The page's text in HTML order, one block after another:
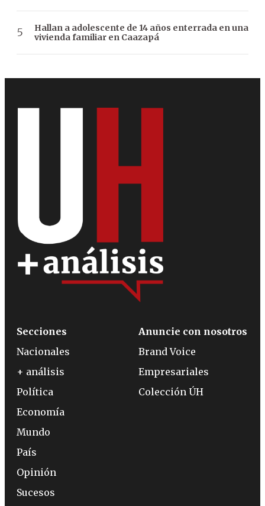
Hallan a adolescente de 14 años enterrada en una
vivienda familiar en Caazapá
Secciones
Nacionales
+ análisis
Política
Economía
Mundo
País
Opinión
Sucesos
Anuncie con nosotros
Brand Voice
Empresariales
Colección ÚH